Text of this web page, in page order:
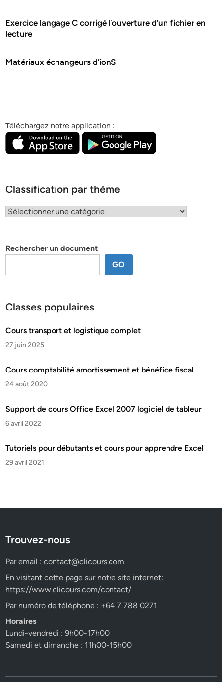
Exercice langage C corrigé l’ouverture d’un fichier en
lecture
Matériaux échangeurs d’ionS
Téléchargez notre application :
Classification par thème
Classification
Rechercher un document
GO
Classes populaires
Cours transport et logistique complet
27 juin 2025
Cours comptabilité amortissement et bénéfice fiscal
24 août 2020
Support de cours Office Excel 2007 logiciel de tableur
6 avril 2022
Tutoriels pour débutants et cours pour apprendre Excel
29 avril 2021
Trouvez-nous
Par email :contact@clicours.com
En visitant cette page sur notre site internet:
https://www.clicours.com/contact/
Par numéro de téléphone : +64 7 788 0271
Horaires
Lundi-vendredi : 9h00-17h00
Samedi et dimanche : 11h00-15h00